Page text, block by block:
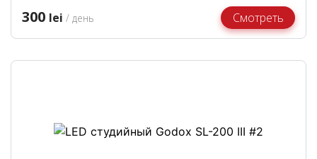
300 lei / день Смотреть